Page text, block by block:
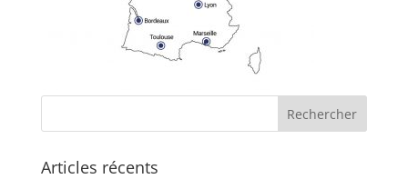
Articles récents